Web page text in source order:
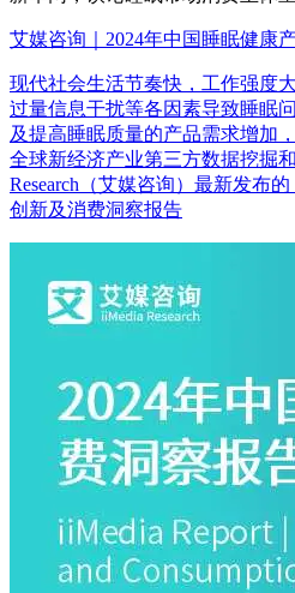
艾媒咨询｜2024年中国睡眠健康
现代社会生活节奏快，工作强度
过量信息干扰等各因素导致睡眠
及提高睡眠质量的产品需求增加
全球新经济产业第三方数据挖掘
Research（艾媒咨询）最新发布
创新及消费洞察报告